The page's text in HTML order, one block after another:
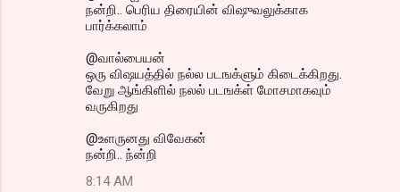
நன்றி.. பெரிய திரையின் விஷுவலுக்காக
பார்க்கலாம்
@வால்பையன்
ஒரு விஷயத்தில் நல்ல படஙக்ளும் கிடைக்கிறது.
வேறு ஆங்கிளில் நலல் படஙக்ள் மோசமாகவும்
வருகிறது
@உளருனது விவேகன்
நன்றி.. ந்ன்றி
8:14 AM